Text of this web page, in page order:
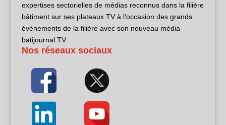
expertises sectorielles de médias reconnus dans la filière
bâtiment sur ses plateaux TV à l’occasion des grands
événements de la filière avec son nouveau média
batijournal TV
Nos réseaux sociaux